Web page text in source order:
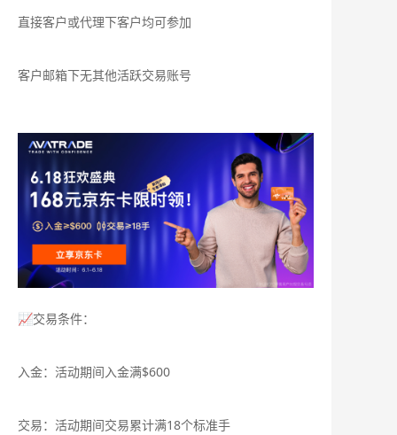
直接客户或代理下客户均可参加
客户邮箱下无其他活跃交易账号
📈交易条件：
入金：活动期间入金满$600
交易：活动期间交易累计满18个标准手